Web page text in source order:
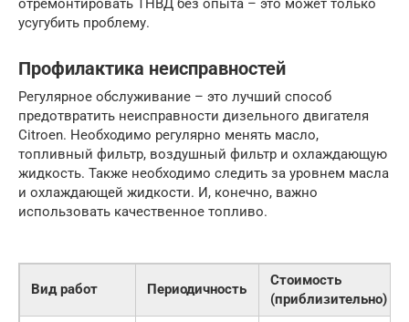
отремонтировать ТНВД без опыта – это может только
усугубить проблему.
Профилактика неисправностей
Регулярное обслуживание – это лучший способ
предотвратить неисправности дизельного двигателя
Citroen. Необходимо регулярно менять масло,
топливный фильтр, воздушный фильтр и охлаждающую
жидкость. Также необходимо следить за уровнем масла
и охлаждающей жидкости. И, конечно, важно
использовать качественное топливо.
Вид работ Периодичность
Стоимость
(приблизительно)